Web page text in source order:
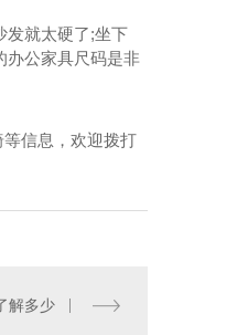
发就太硬了;坐下
办公家具尺码是非
信息，欢迎拨打
解多少